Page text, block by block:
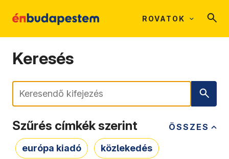
ROVATOK
Keresés
Keresés
ÖSSZES
Szűrés címkék szerint
európa kiadó közlekedés